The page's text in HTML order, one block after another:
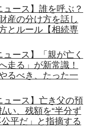
ュース】誰を呼ぶ？
産の分け方を話し
とルール【相続専
ュース】「親が亡く
走る」が新常識！
るべき、たった一
ュース】亡き父の預
い、残額を“半分ず
平だ」と指摘する